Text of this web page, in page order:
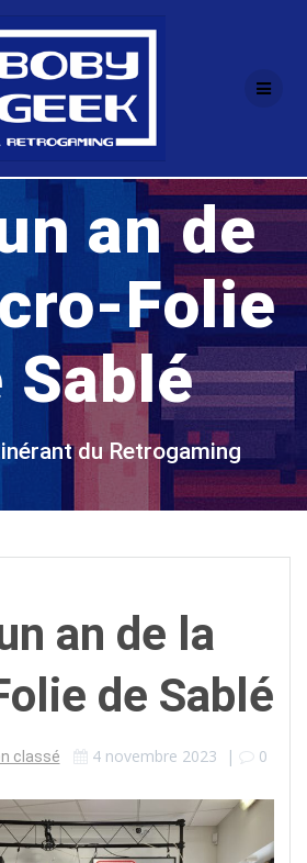
au
contenu
an de
Folie
Sablé
du Retrogaming
an de la
de Sablé
classé 4 novembre 2023 | 0